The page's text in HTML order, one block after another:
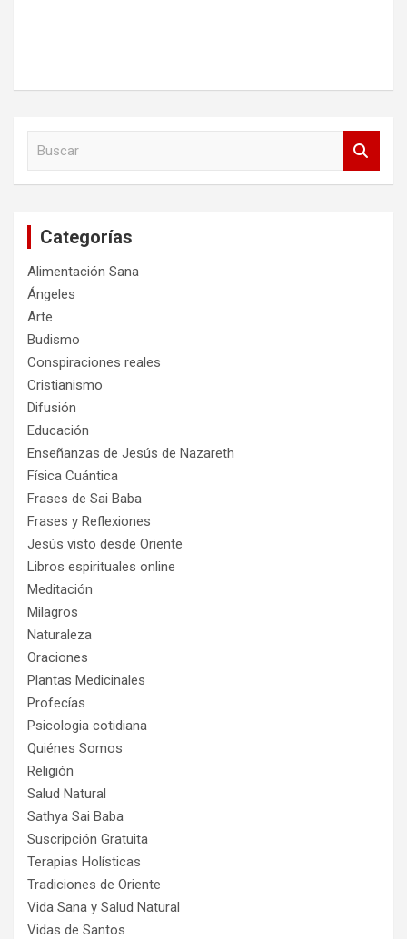
Categorías
Alimentación Sana
Ángeles
Arte
Budismo
Conspiraciones reales
Cristianismo
Difusión
Educación
Enseñanzas de Jesús de Nazareth
Física Cuántica
Frases de Sai Baba
Frases y Reflexiones
Jesús visto desde Oriente
Libros espirituales online
Meditación
Milagros
Naturaleza
Oraciones
Plantas Medicinales
Profecías
Psicologia cotidiana
Quiénes Somos
Religión
Salud Natural
Sathya Sai Baba
Suscripción Gratuita
Terapias Holísticas
Tradiciones de Oriente
Vida Sana y Salud Natural
Vidas de Santos